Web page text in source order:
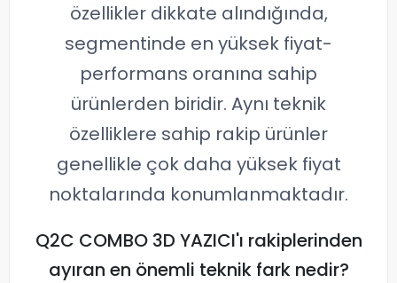
özellikler dikkate alındığında,
segmentinde en yüksek fiyat-
performans oranına sahip
ürünlerden biridir. Aynı teknik
özelliklere sahip rakip ürünler
genellikle çok daha yüksek fiyat
noktalarında konumlanmaktadır.
Q2C COMBO 3D YAZICI'ı rakiplerinden
ayıran en önemli teknik fark nedir?